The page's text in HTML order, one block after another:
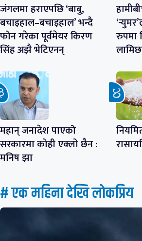
जंगलमा हराएपछि ‘बाबु,
बचाइहाल–बचाइहाल’ भन्दै
फोन गरेका पूर्वमेयर किरण
सिंह अझै भेटिएनन्
रुपमा
महान् जनादेश पाएको
सरकारमा कोही एक्लो छैन :
मनिष झा
# एक महिना देखि लाेकप्रिय